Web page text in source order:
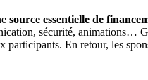
source essentielle de
sécurité, animations…
participants. En retour, les